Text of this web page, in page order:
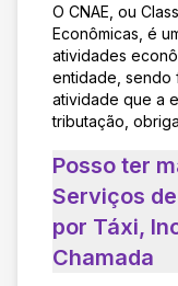
O CNAE, ou
Econômicas, é
atividades
entidade, sendo
atividade que a
tributação,
Posso ter
Serviços
por Táxi,
Chamada